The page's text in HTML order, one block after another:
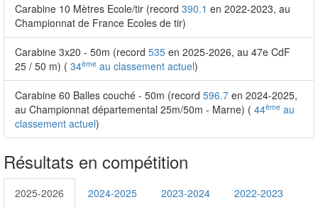
Carabine 10 Mètres Ecole/tir (record 390.1 en 2022-2023, au
Championnat de France Ecoles de tir)
Carabine 3x20 - 50m (record 535 en 2025-2026, au 47e CdF
25 / 50 m) ( 34ème au classement actuel)
Carabine 60 Balles couché - 50m (record 596.7 en 2024-2025,
au Championnat départemental 25m/50m - Marne) ( 44ème au
classement actuel)
Résultats en compétition
2025-2026 2024-2025 2023-2024 2022-2023